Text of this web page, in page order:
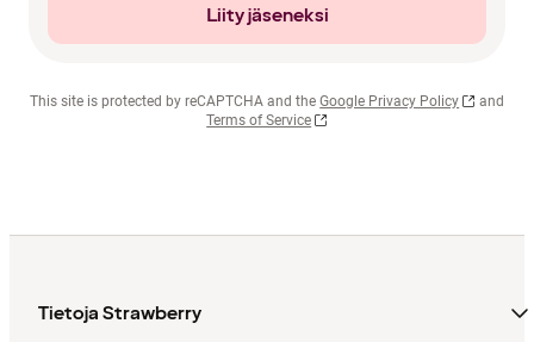
Liity jäseneksi
This site is protected by reCAPTCHA and the Google Privacy Policy
and
Terms of Service
Tietoja Strawberry